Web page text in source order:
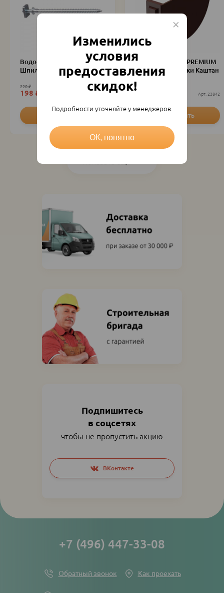
Подпишитесь
в соцсетях
чтобы не пропустить акцию
Social
networks
links
ВКонтакте
Водосток Doсke PREMIUM
Шпилька с гайкой
220 ₽
198 ₽
Водосток Doсke PREMIUM
Заглушка воронки Каштан
110
99 23842
+7 (496) 447-33-08
Обратный звонок Как проехать
Изменились
условия
предоставления
скидок!
Подробности уточняйте у менеджеров.
ОК, понятно